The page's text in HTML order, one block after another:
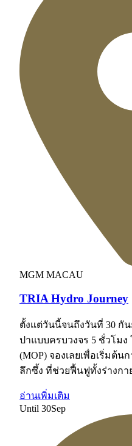
MGM MACAU
TRIA Hydro Journey
ตั้งแต่วันนี้จนถึงวันที่ 30 กั
ปาแบบครบวงจร 5 ชั่วโมง
(MOP) จองเลยเพื่อเริ่มต้
ลึกซึ้ง ที่ช่วยฟื้นฟูทั้งร่างก
อ่านเพิ่มเติม
Until 30Sep